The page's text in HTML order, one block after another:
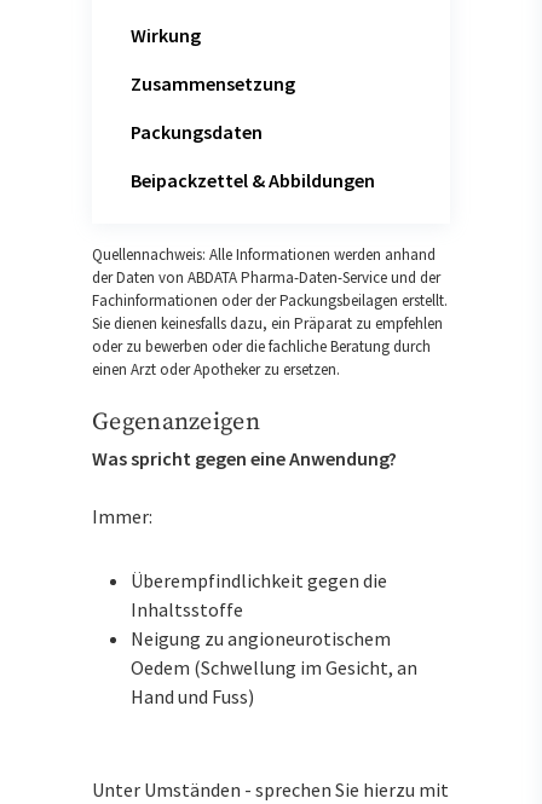
Wirkung
Zusammensetzung
Packungsdaten
Beipackzettel & Abbildungen
Quellennachweis: Alle Informationen werden anhand
der Daten von ABDATA Pharma-Daten-Service und der
Fachinformationen oder der Packungsbeilagen erstellt.
Sie dienen keinesfalls dazu, ein Präparat zu empfehlen
oder zu bewerben oder die fachliche Beratung durch
einen Arzt oder Apotheker zu ersetzen.
Gegenanzeigen
Was spricht gegen eine Anwendung?
Immer:
Überempfindlichkeit gegen die
Inhaltsstoffe
Neigung zu angioneurotischem
Oedem (Schwellung im Gesicht, an
Hand und Fuss)
Unter Umständen - sprechen Sie hierzu mit